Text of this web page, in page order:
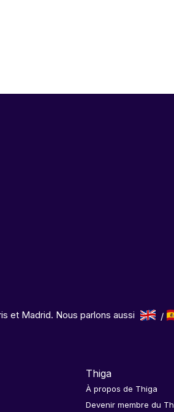
et Madrid. Nous parlons aussi
Thiga
À propos de Thiga
Devenir membre du